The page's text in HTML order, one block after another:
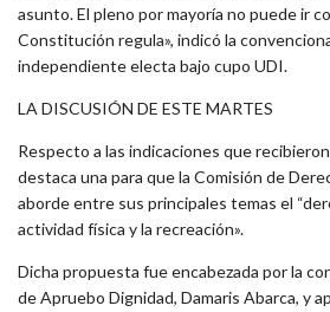
asunto. El pleno por mayoría no puede ir
Constitución regula», indicó la
independiente electa bajo cupo UDI.
LA DISCUSIÓN DE ESTE MARTES
Respecto a las indicaciones que
destaca una para que la Comisión de
aborde entre sus principales temas el
actividad física y la recreación».
Dicha propuesta fue encabezada por la
de Apruebo Dignidad, Damaris Abarca, y